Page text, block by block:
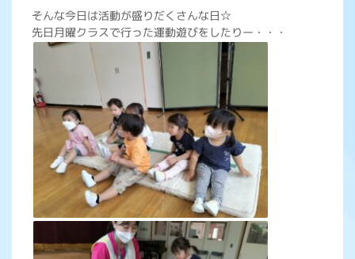
そんな今日は活動が盛りだくさんな日☆
先日月曜クラスで行った運動遊びをしたりー・・・